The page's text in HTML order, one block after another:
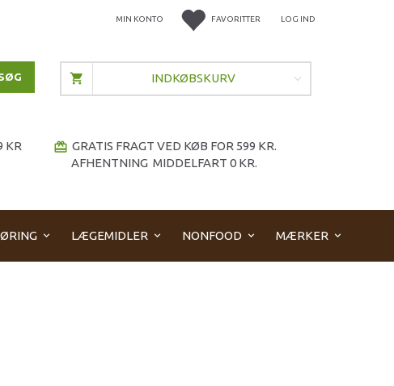
FAVORITTER LOG IND
MIN KONTO
KR redeem GRATIS FRAGT VED KØB FOR 599 KR.
AFHENTNING MIDDELFART 0 KR.
INDKØBSKURV
LÆGEMIDLER NONFOOD MÆRKER